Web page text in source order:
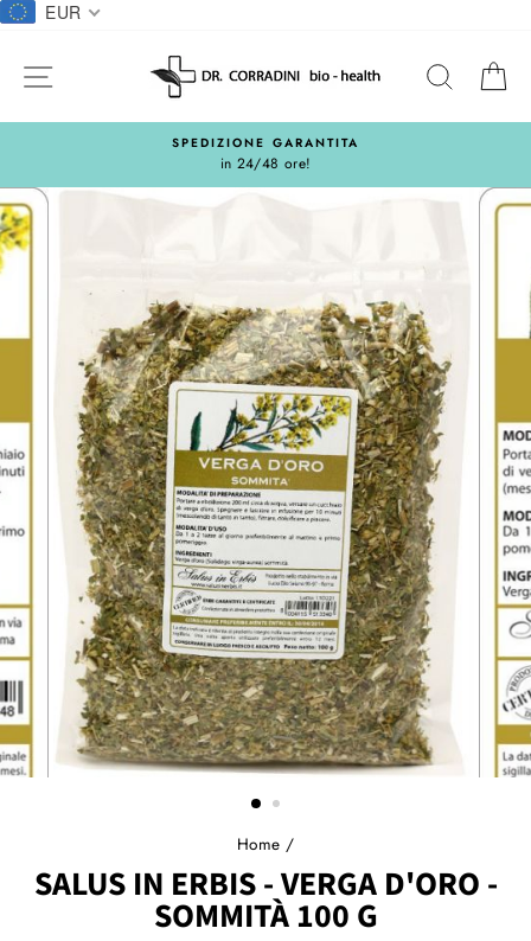
Salta
contentuto
EUR
NAVIGAZIONE DEL SITO CERCA
SPEDIZIONE GARANTITA
in 24/48 ore!
Home /
SALUS IN ERBIS - VERGA D'ORO -
SOMMITÀ 100 G